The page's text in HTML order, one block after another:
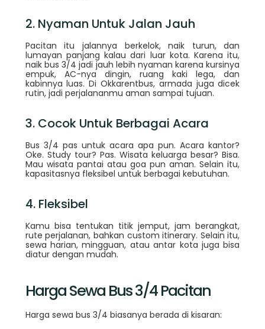
2. Nyaman Untuk Jalan Jauh
Pacitan itu jalannya berkelok, naik turun, dan
lumayan panjang kalau dari luar kota. Karena itu,
naik bus 3/4 jadi jauh lebih nyaman karena kursinya
empuk, AC-nya dingin, ruang kaki lega, dan
kabinnya luas. Di Okkarentbus, armada juga dicek
rutin, jadi perjalananmu aman sampai tujuan.
3. Cocok Untuk Berbagai Acara
Bus 3/4 pas untuk acara apa pun. Acara kantor?
Oke. Study tour? Pas. Wisata keluarga besar? Bisa.
Mau wisata pantai atau goa pun aman. Selain itu,
kapasitasnya fleksibel untuk berbagai kebutuhan.
4. Fleksibel
Kamu bisa tentukan titik jemput, jam berangkat,
rute perjalanan, bahkan custom itinerary. Selain itu,
sewa harian, mingguan, atau antar kota juga bisa
diatur dengan mudah.
Harga Sewa Bus 3/4 Pacitan
Harga sewa bus 3/4 biasanya berada di kisaran: